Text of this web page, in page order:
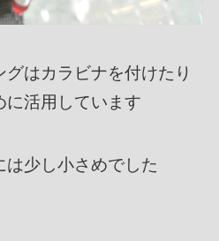
はカラビナを付けたり
に活用しています
は少し小さめでした